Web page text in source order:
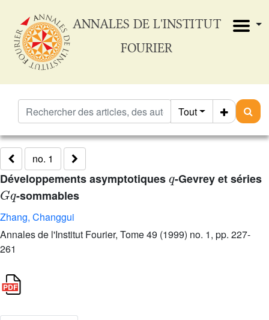
ANNALES DE L'INSTITUT
FOURIER
Tout
no. 1
Développements asymptotiques -Gevrey et séries
Gq
-sommables
Zhang, Changgui
Annales de l'Institut Fourier, Tome 49 (1999) no. 1, pp. 227-
261